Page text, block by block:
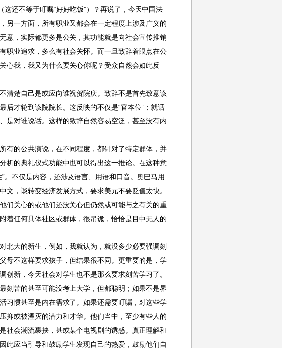
还不等于叮嘱“好好吃饭”）？再说了，今天中国法
另一方面，所有职业又都会在一定程度上涉及广义的
意，实际都更多是公关，其功能就是向社会宣传推销
职业追求，多么有社会关怀。而一旦致辞着眼点在公
心我，我又为什么要关心你呢？受众自然会如此反
楚自己是或应向谁祝贺院庆。致辞不是首先致意该
后才轮到该院院长。这反映的不仅是“官本位”；就话
是对谁说话。这样的致辞自然容易空泛，甚至没有内
的公共演说，在不同程度，都针对了特定群体，并
析的典礼仪式功能中也可以得出这一推论。在这种意
。不仅是内容，还涉及语言、用语和口音。奥巴马用
文，谈转变经济发展方式，要求美元不要贬值太快。
们关心的或他们还没关心但仍然或可能与之有关的重
着任何具体社区或群体，很吊诡，恰恰是目中无人的
大的新生，例如，我就认为，就没多少必要强调刻
不这样要求孩子，但结果很不同。更重要的是，学
创新，今天社会对学生也不是那么要求刻苦学习了。
苦的甚至可能没考上大学，但都聪明；如果不是界
习惯甚至是内在需求了。如果还需要叮嘱，对这些学
抑或被湮灭的潜力和才华。他们当中，至少有些人的
社会潮流裹挟，甚或某个电视剧的诱惑。真正理解和
此应当引导和鼓励学生发现自己的热爱，鼓励他们自